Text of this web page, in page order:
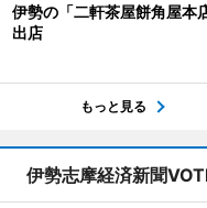
伊勢の「二軒茶屋餅角屋本
出店
もっと見る
伊勢志摩経済新聞